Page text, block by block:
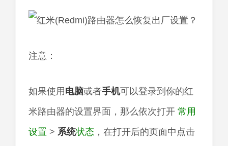
注意：
如果使用 电脑或者手机可以登录到你的红
米路由器的设置界面，那么依次打开 常用
设置 > 系统状态 ，在打开后的页面中点击